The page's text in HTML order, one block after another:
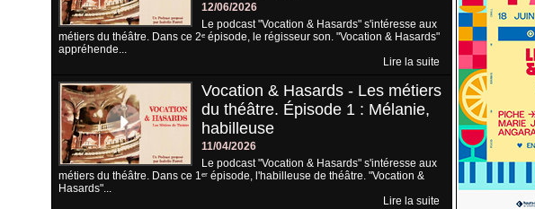
12/06/2026
Le podcast "Vocation & Hasards" s'intéresse aux
métiers du théâtre. Dans ce 2ᵉ épisode, le régisseur son. "Vocation & Hasards"
appréhende...
Lire la suite
Vocation & Hasards - Les métiers
du théâtre. Épisode 1 : Mélanie,
habilleuse
11/04/2026
Le podcast "Vocation & Hasards" s'intéresse aux
métiers du théâtre. Dans ce 1ᵉʳ épisode, l'habilleuse de théâtre. "Vocation &
Hasards"...
Lire la suite